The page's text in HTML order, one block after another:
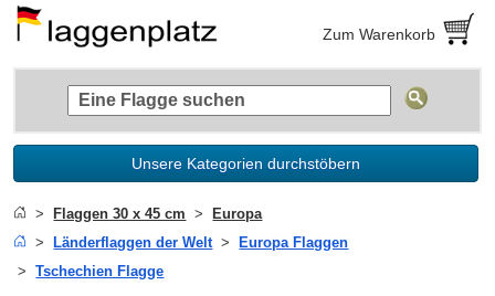
Zum Warenkorb
Unsere Kategorien durchstöbern
Flaggen 30 x 45 cm
Europa
Länderflaggen der Welt
Europa Flaggen
Tschechien Flagge